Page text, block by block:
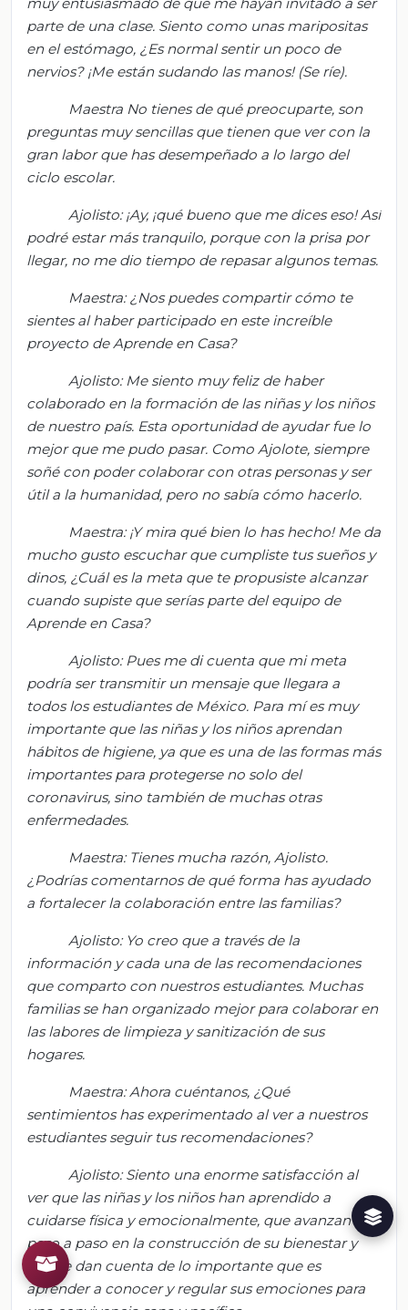
parte de una clase. Siento como unas maripositas
en el estómago, ¿Es normal sentir un poco de
nervios? ¡Me están sudando las manos! (Se ríe).
Maestra No tienes de qué preocuparte, son
preguntas muy sencillas que tienen que ver con la
gran labor que has desempeñado a lo largo del
ciclo escolar.
Ajolisto: ¡Ay, ¡qué bueno que me dices eso!Así
podré estar más tranquilo, porque con la prisa por
llegar, no me dio tiempo de repasar algunos temas.
Maestra: ¿Nos puedes compartir cómo te
sientes al haber participado en este increíble
proyecto deAprendeen Casa?
Ajolisto: Me siento muy feliz de haber
colaborado en la formación de las niñas y los niños
de nuestro país. Esta oportunidad de ayudar fue lo
mejor que me pudo pasar. Como Ajolote, siempre
soñé con poder colaborar con otras personas y ser
útil a la humanidad, pero no sabía cómo hacerlo.
Maestra: ¡Y mira qué bien lo has hecho! Me da
mucho gusto escuchar que cumpliste tus sueños y
dinos, ¿Cuál es la meta que te propusiste alcanzar
cuando supiste que serías parte del equipo de
Aprendeen Casa?
Ajolisto: Pues me di cuenta que mi meta
podría ser transmitir un mensaje que llegara a
todos los estudiantes de México. Para mí es muy
importante que las niñas y los niños aprendan
hábitos de higiene, ya que es una de las formas más
importantes para protegerse no solo del
coronavirus, sino también de muchas otras
enfermedades.
Maestra: Tienes mucha razón, Ajolisto.
¿Podrías comentarnos de qué forma has ayudado
a fortalecer la colaboración entre las familias?
Ajolisto: Yo creo que a través de la
información y cada una de las recomendaciones
que comparto con nuestros estudiantes. Muchas
familias se han organizado mejor para colaborar en
las labores de limpieza y sanitización de sus
hogares.
Maestra: Ahora cuéntanos, ¿Qué
sentimientos has experimentado al ver a nuestros
estudiantes seguir tus recomendaciones?
Ajolisto: Siento una enorme satisfacción al
ver que las niñas y los niños han aprendido a
cuidarse física y emocionalmente, que avanzan
paso a paso en la construcción de su bienestar y
que se dan cuenta de lo importante que es
aprender a conocer y regular sus emociones para